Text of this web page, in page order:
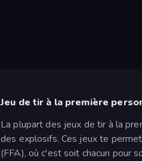
Jeu de tir à la première
La plupart des jeux de tir à la
des explosifs. Ces jeux te
(FFA), où c'est soit chacun pour